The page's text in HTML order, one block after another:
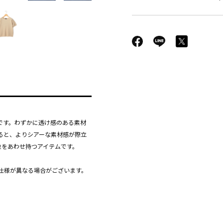
。わずかに透け感のある素材
、よりシアーな素材感が際立
あわせ持つアイテムです。
が異なる場合がございます。